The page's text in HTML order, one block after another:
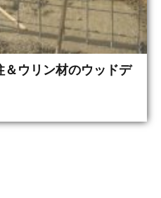
ウリン材のウッドデ